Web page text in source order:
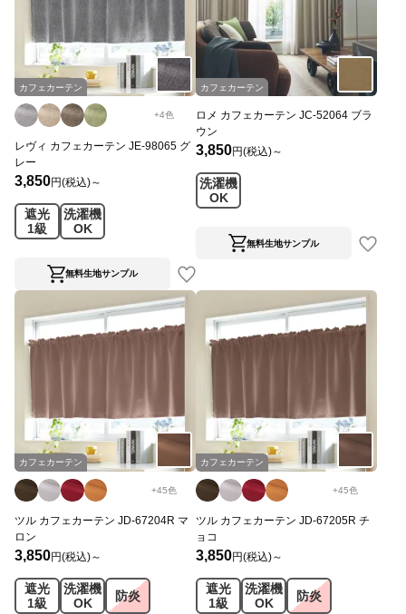
カフェカーテン
+4色
レヴィ カフェカーテン JE-98065 グ
レー
3,850円(税込)～
遮光
1級
洗濯機
OK
無料生地サンプル
カフェカーテン
ロメ カフェカーテン JC-52064 ブラ
ウン
3,850円(税込)～
洗濯機
OK
無料生地サンプル
カフェカーテン
+45色
ツル カフェカーテン JD-67204R マ
ロン
3,850円(税込)～
遮光
1級
洗濯機
OK
防炎
カフェカーテン
+45色
ツル カフェカーテン JD-67205R チ
ョコ
3,850円(税込)～
遮光
1級
洗濯機
OK
防炎